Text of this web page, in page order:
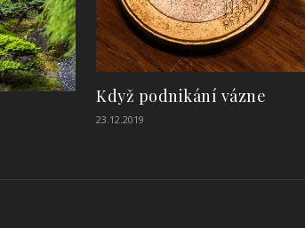
Když podnikání vázne
23.12.2019